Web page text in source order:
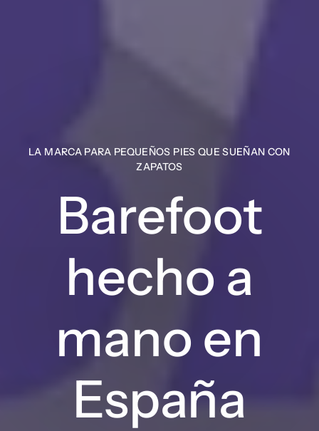
LA MARCA PARA PEQUEÑOS PIES QUE SUEÑAN CON
ZAPATOS
Barefoot
hecho a
mano en
España